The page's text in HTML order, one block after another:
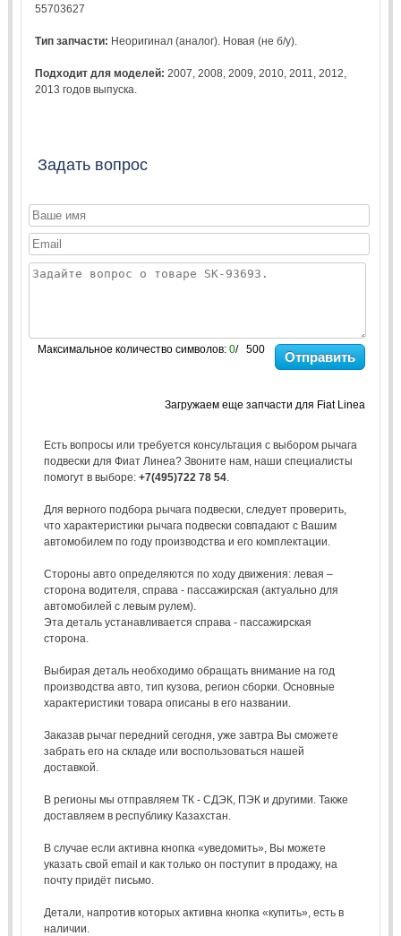
55703627
Тип запчасти: Неоригинал (аналог). Новая (не б/у).
Подходит для моделей: 2007 ,2008 ,2009 ,2010 ,2011 ,2012
2013 годов выпуска.
Задать вопрос
Максимальное количество символов: 0/ 500 Отправить
Загружаем еще запчасти для Fiat Linea
Есть вопросы или требуется консультация с выбором рычага
подвески для Фиат Линеа? Звоните нам, наши специалисты
помогут в выборе: +7(495)722 78 54.
Для верного подбора рычага подвески, следует проверить,
что характеристики рычага подвески совпадают с Вашим
автомобилем по году производства и его комплектации.
Стороны авто определяются по ходу движения: левая –
сторона водителя, справа - пассажирская (актуально для
автомобилей с левым рулем).
Эта деталь устанавливается справа - пассажирская
сторона.
Выбирая деталь необходимо обращать внимание на год
производства авто, тип кузова, регион сборки. Основные
характеристики товара описаны в его названии.
Заказав рычаг передний сегодня, уже завтра Вы сможете
забрать его на складе или воспользоваться нашей
доставкой.
В регионы мы отправляем ТК - СДЭК, ПЭК и другими. Также
доставляем в республику Казахстан.
В случае если активна кнопка «уведомить», Вы можете
указать свой email и как только он поступит в продажу, на
почту придёт письмо.
Детали, напротив которых активна кнопка «купить», есть в
наличии.